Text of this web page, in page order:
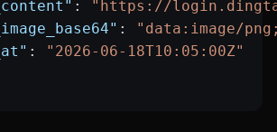
:
"https://
:
"data:image/
:
"2026-06-18T10:05:00Z"